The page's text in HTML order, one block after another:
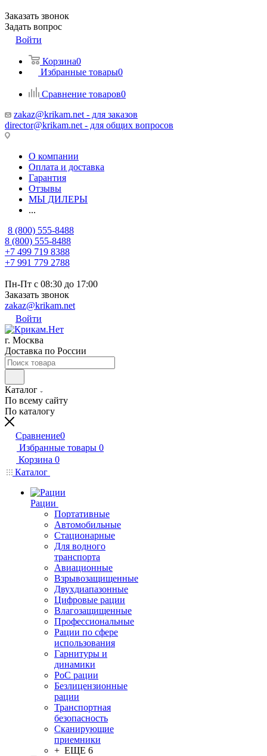
Заказать звонок
Задать вопрос
Войти
Корзина0
Избранные товары0
Сравнение товаров0
zakaz@krikam.net - для заказов
director@krikam.net - для общих вопросов
О компании
Оплата и доставка
Гарантия
Отзывы
МЫ ДИЛЕРЫ
...
8 (800) 555-8488
8 (800) 555-8488
+7 499 719 8388
+7 991 779 2788
Пн-Пт с 08:30 до 17:00
Заказать звонок
zakaz@krikam.net
Войти
г. Москва
Доставка по России
Каталог
По всему сайту
По каталогу
Сравнение0
Избранные товары 0
Корзина 0
Каталог
Рации
Портативные
Автомобильные
Стационарные
Для водного
транспорта
Авиационные
Взрывозащищенные
Двухдиапазонные
Цифровые рации
Влагозащищенные
Профессиональные
Рации по сфере
использования
Гарнитуры и
динамики
PoC рации
Безлицензионные
рации
Транспортная
безопасность
Сканирующие
приемники
+ ЕЩЕ 6